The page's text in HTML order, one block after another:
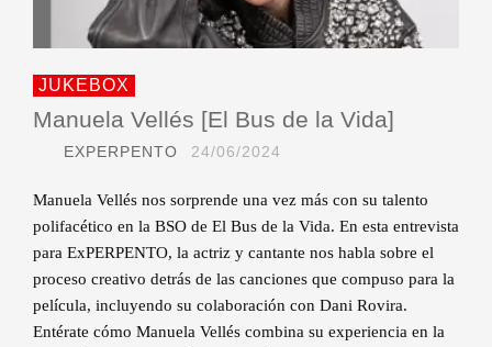
JUKEBOX
Manuela Vellés [El Bus de la Vida]
EXPERPENTO 24/06/2024
Manuela Vellés nos sorprende una vez más con su talento
polifacético en la BSO de El Bus de la Vida. En esta entrevista
para ExPERPENTO, la actriz y cantante nos habla sobre el
proceso creativo detrás de las canciones que compuso para la
película, incluyendo su colaboración con Dani Rovira.
Entérate cómo Manuela Vellés combina su experiencia en la